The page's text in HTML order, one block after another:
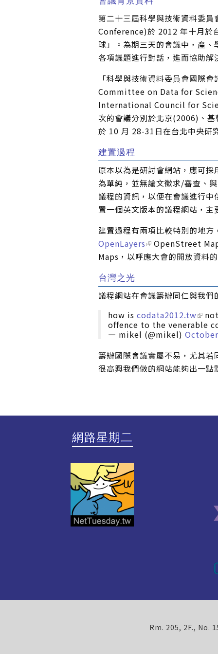
第二十三屆科學與技術資料委
Conference)於 2012 年十月於
球」。為期三天的會議中，產
各項議題進行對話，進而協助
「科學與技術資料委員會國際
Committee on Data for
International Council for
次的會議分別於北京(2006)、
於 10 月 28-31日在台北中央研
建置過程
原本以為是研討會網站，應可
為單純，並無論文徵求/審查、
議程的資訊，以便在會議進行
置一個英文版本的議程網站，
建置過程有兩項比較特別的地
OpenLayers
OpenStreet
Maps，以呼應大會的開放資料
台灣之光
議程網站在會議籌辦同仁與我
how is codata2012.tw
offence to the venerable
— mikel (@mikel)
籌辦國際會議實屬不易，尤其
很高興我們做的網站能夠出一點
網路星期二
Rm. 205, 2F., No.